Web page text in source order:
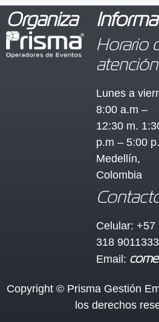
Horario
atención
Lunes a
8:00 a.m –
12:30 m.
p.m – 5:00
Medellín,
Colombia
Celular: +57
318 9011333
Email:
Organiza
Copyright © Prisma Gestión
los derechos